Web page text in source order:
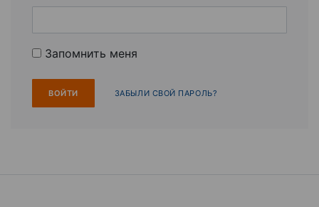
Запомнить меня
ЗАБЫЛИ СВОЙ ПАРОЛЬ?